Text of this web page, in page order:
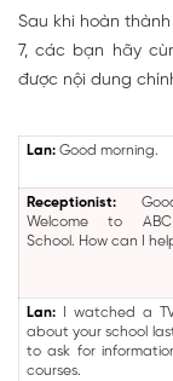
Sau khi hoàn
7, các bạn hãy
được nội dung
Lan: Good morning.
Receptionist:
Welcome to ABC
School. How can I
Lan: I watched a
about your school
to ask for
courses.